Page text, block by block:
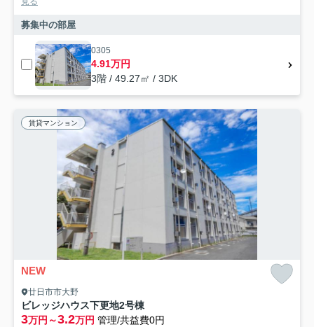
募集中の部屋
0305
4.91万円
3階 / 49.27㎡ / 3DK
賃貸マンション
NEW
廿日市市大野
ビレッジハウス下更地2号棟
3万円～3.2万円 管理/共益費0円